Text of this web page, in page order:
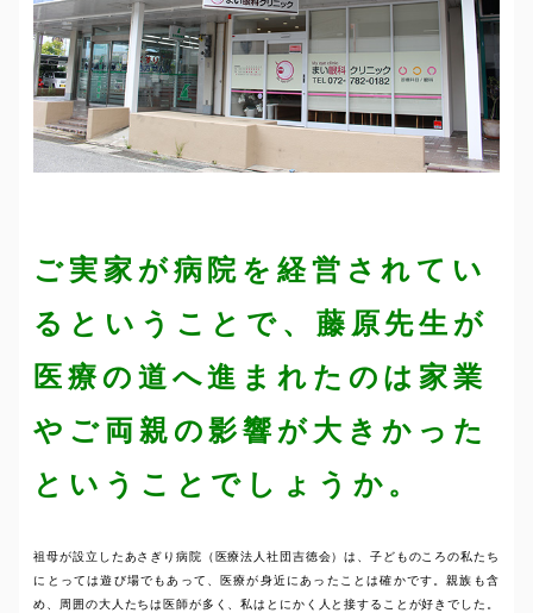
ご実家が病院を経営されてい
るということで、藤原先生が
医療の道へ進まれたのは家業
やご両親の影響が大きかった
ということでしょうか。
祖母が設立したあさぎり病院（医療法人社団吉徳会）は、子どものころの私たち
にとっては遊び場でもあって、医療が身近にあったことは確かです。親族も含
め、周囲の大人たちは医師が多く、私はとにかく人と接することが好きでした。